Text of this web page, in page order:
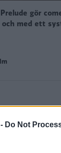
Do Not
gör
och med ett